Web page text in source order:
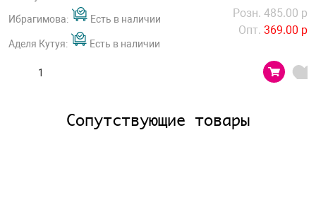
Ибрагимова: Есть в наличии
Аделя Кутуя: Есть в наличии
Розн. 485.00 р
Опт. 369.00 р
Сопутствующие товары